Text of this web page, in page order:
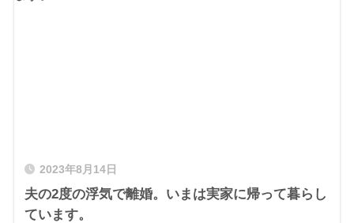
2023年8月14日
夫の2度の浮気で離婚。いまは実家に帰って暮らし
ています。